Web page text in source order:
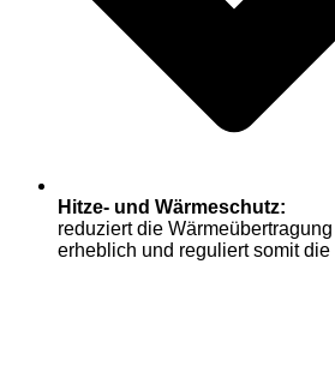
Hitze- und Wärmeschutz:
reduziert die
erheblich und reguliert somit die